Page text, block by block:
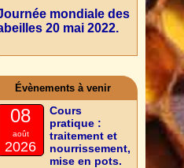
mondiale des
20 mai 2022.
Évènements à venir
08
août
2026
Cours
pratique :
traitement et
nourrissement,
mise en pots.